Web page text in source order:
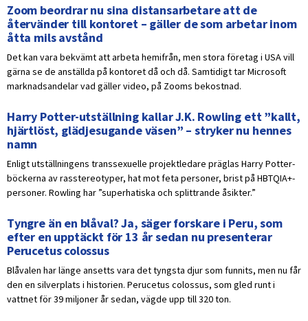
Zoom beordrar nu sina distansarbetare att de
återvänder till kontoret – gäller de som arbetar inom
åtta mils avstånd
Det kan vara bekvämt att arbeta hemifrån, men stora företag i USA vill
gärna se de anställda på kontoret då och då. Samtidigt tar Microsoft
marknadsandelar vad gäller video, på Zooms bekostnad.
Harry Potter-utställning kallar J.K. Rowling ett ”kallt,
hjärtlöst, glädjesugande väsen” – stryker nu hennes
namn
Enligt utställningens transsexuelle projektledare präglas Harry Potter-
böckerna av rasstereotyper, hat mot feta personer, brist på HBTQIA+-
personer. Rowling har ”superhatiska och splittrande åsikter.”
Tyngre än en blåval? Ja, säger forskare i Peru, som
efter en upptäckt för 13 år sedan nu presenterar
Perucetus colossus
Blåvalen har länge ansetts vara det tyngsta djur som funnits, men nu får
den en silverplats i historien. Perucetus colossus, som gled runt i
vattnet för 39 miljoner år sedan, vägde upp till 320 ton.